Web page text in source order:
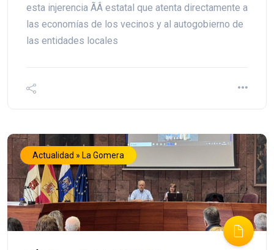
esta injerencia ÃÂ estatal que atenta directamente a
las economías de los vecinos y al autogobierno de
las entidades locales
Actualidad » La Gomera